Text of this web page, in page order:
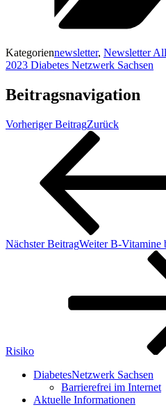
Kategoriennewsletter, Newsletter
2023 Diabetes Netzwerk Sachsen
Beitragsnavigation
Vorheriger BeitragZurück
Nächster BeitragWeiter B-Vitamine
Risiko
DiabetesNetzwerk Sachsen
Barrierefrei im Internet
Aktuelle Informationen